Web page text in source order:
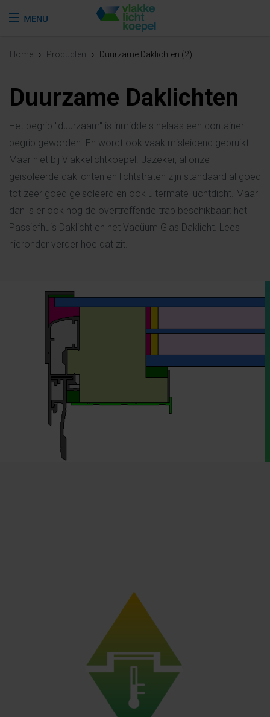
Home › Producten › Duurzame Daklichten (2)
Duurzame Daklichten
Het begrip "duurzaam" is inmiddels helaas een container
begrip geworden. En wordt ook vaak misleidend gebruikt.
Maar niet bij Vlakkelichtkoepel. Jazeker, al onze
geisoleerde daklichten en lichtstraten zijn standaard al goed
tot zeer goed geïsoleerd en ook uitermate luchtdicht. Maar
dan is er ook nog de overtreffende trap beschikbaar: het
Passiefhuis Daklicht en het Vacüum Glas Daklicht. Lees
hieronder verder hoe dat zit.